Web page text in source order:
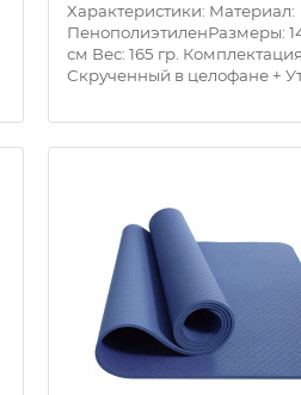
Характеристики: Материал:
ПенополиэтиленРазмеры:
см Вес: 165 гр.
Скрученный в целофане +